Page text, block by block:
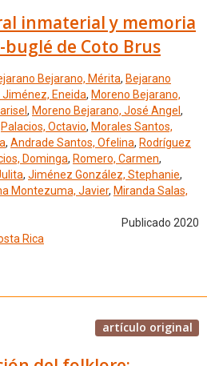
inmaterial y memoria
de Coto Brus
Bejarano, Mérita, Bejarano
Eneida, Moreno Bejarano,
, Moreno Bejarano, José Angel ,
Palacios, Octavio, Morales Santos,
, Andrade Santos, Ofelina, Rodríguez
Dominga, Romero, Carmen,
, Jiménez González, Stephanie,
Montezuma, Javier, Miranda Salas,
Publicado 2020
Rica
artículo original